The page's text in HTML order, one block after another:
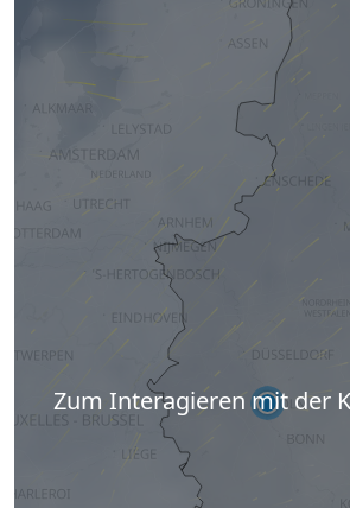
Zum Interagieren mit der